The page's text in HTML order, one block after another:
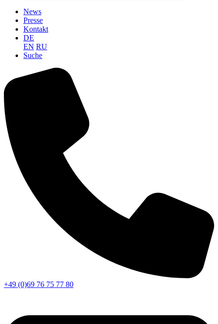
News
Presse
Kontakt
DE
EN RU
Suche
+49 (0)69 76 75 77 80